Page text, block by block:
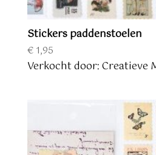
Stickers paddenstoelen
€1,95
Verkocht door: Creatieve